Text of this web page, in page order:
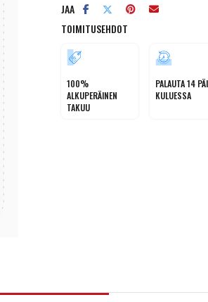
JAA
TOIMITUSEHDOT
100%
ALKUPERÄINEN
TAKUU
PALAUTA 14
KULUESSA